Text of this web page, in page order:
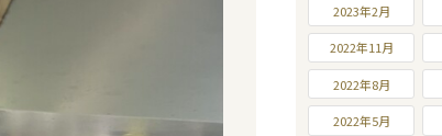
2023年2月
2022年11月
2022年8月
2022年5月